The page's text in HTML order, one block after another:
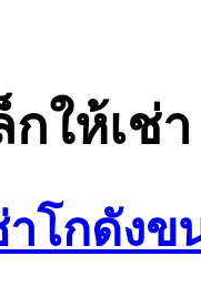
ให้เช่า
โกดังข